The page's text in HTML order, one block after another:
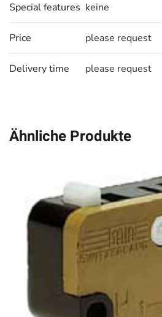
Special features keine
Price please request
Delivery time please request
Ähnliche Produkte